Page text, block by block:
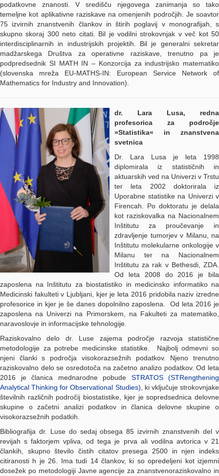
podatkovne znanosti. V središču njegovega zanimanja so tako
temeljne kot aplikativne raziskave na omenjenih področjih. Je soavtor
75 izvirnih znanstvenih člankov in štirih poglavij v monografijah, s
skupno skoraj 300 neto citati. Bil je vodilni strokovnjak v več kot 50
interdisciplinarnih in industrijskih projektih. Bil je generalni sekretar
madžarskega Društva za operativne raziskave, trenutno pa je
podpredsednik SI MATH IN – Konzorcija za industrijsko matematiko
(slovenska mreža EU-MATHS-IN: European Service Network of
Mathematics for Industry and Innovation).
dr. Lara Lusa, redna
profesorica za področje
»Statistika« in znanstvena
svetnica
Dr. Lara Lusa je leta 1998
diplomirala iz statističnih in
aktuarskih ved na Univerzi v Trstu
ter leta 2002 doktorirala iz
Uporabne statistike na Univerzi v
Firencah. Po doktoratu je delala
kot raziskovalka na Nacionalnem
Inštitutu za proučevanje in
zdravljenje tumorjev v Milanu, na
Inštitutu molekularne onkologije v
Milanu ter na Nacionalnem
Inštitutu za rak v Bethesdi, ZDA.
Od leta 2008 do 2016 je bila
zaposlena na Inštitutu za biostatistiko in medicinsko informatiko na
Medicinski fakulteti v Ljubljani, kjer je leta 2016 pridobila naziv izredne
profesorice in kjer je še danes dopolnilno zaposlena. Od leta 2016 je
zaposlena na Univerzi na Primorskem, na Fakulteti za matematiko,
naravoslovje in informacijske tehnologije.
Raziskovalno delo dr. Luse zajema področje razvoja statistične
metodologije za potrebe medicinske statistike. Najbolj odmevni so
njeni članki s področja visokorazsežnih podatkov. Njeno trenutno
raziskovalno delo se osredotoča na začetno analizo podatkov. Od leta
2016 je članica mednarodne pobude STRATOS (STRengthening
Analytical Thinking for Observational Studies) , ki vključuje strokovnjake
številnih različnih področij biostatistike, kjer je sopredsednica delovne
skupine o začetni analizi podatkov in članica delovne skupine o
visokorazsežnih podatkih.
Bibliografija dr. Luse do sedaj obsega 85 izvirnih znanstvenih del v
revijah s faktorjem vpliva, od tega je prva ali vodilna avtorica v 21
člankih, skupno število čistih citatov presega 2500 in njen indeks
citiranosti h je 26. Ima tudi 14 člankov, ki so opredeljeni kot izjemni
dosežek po metodologiji Javne agencije za znanstvenoraziskovalno in